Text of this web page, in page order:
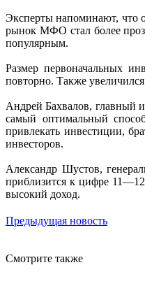
Эксперты напоминают, что
рынок МФО стал более
популярным.
Размер первоначальных
повторно. Также
Андрей Бахвалов, главный
самый оптимальный
привлекать инвестиции,
инвесторов.
Александр Шустов,
приблизится к цифре
высокий доход.
Предыдущая новость
Смотрите также